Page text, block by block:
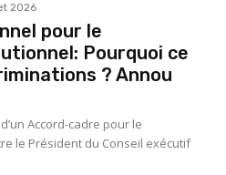
2026
pour le
Pourquoi ce
? Annou
Accord-cadre pour le
le Président du Conseil exécutif